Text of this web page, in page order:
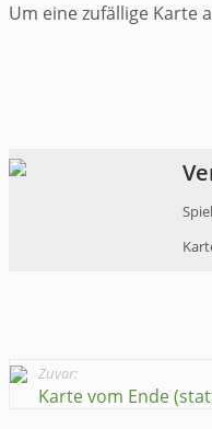
Um eine zufällige Karte
Zuvor:
Karte vom Ende